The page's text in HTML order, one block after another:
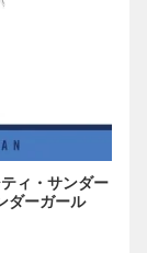
ィ・サンダー
ダーガール